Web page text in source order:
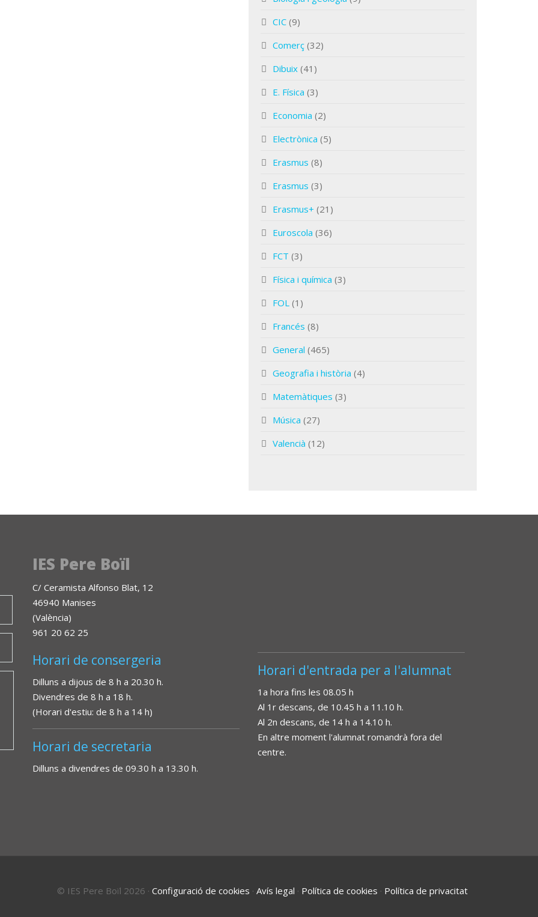
CIC (9)
Comerç (32)
Dibuix (41)
E. Física (3)
Economia (2)
Electrònica (5)
Erasmus (8)
Erasmus (3)
Erasmus+ (21)
Euroscola (36)
FCT (3)
Física i química (3)
FOL (1)
Francés (8)
General (465)
Geografia i història (4)
Matemàtiques (3)
Música (27)
Valencià (12)
IES Pere Boïl
C/ Ceramista Alfonso Blat, 12
46940 Manises
(València)
961 20 62 25
Horari de consergeria
Dilluns a dijous de 8 h a 20.30 h.
Divendres de 8 h a 18 h.
(Horari d'estiu: de 8 h a 14 h)
Horari de secretaria
Dilluns a divendres de 09.30 h a 13.30 h.
Horari d'entrada per a l'alumnat
1a hora fins les 08.05 h
Al 1r descans, de 10.45 h a 11.10 h.
Al 2n descans, de 14 h a 14.10 h.
En altre moment l'alumnat romandrà fora del
centre.
© IES Pere Boïl 2026 · Configuració de cookies · Avís legal · Política de cookies · Política de privacitat